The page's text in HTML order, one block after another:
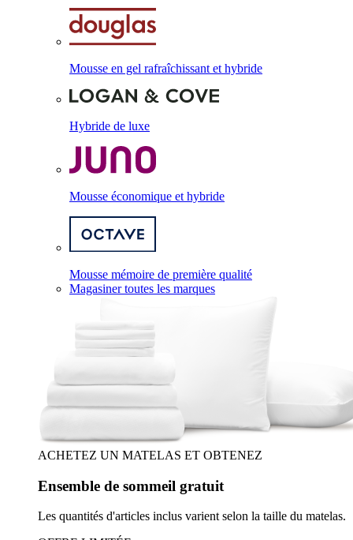
Mousse en gel rafraîchissant et hybride
Hybride de luxe
Mousse économique et hybride
Mousse mémoire de première qualité
Magasiner toutes les marques
ACHETEZ UN MATELAS ET OBTENEZ
Ensemble de sommeil gratuit
Les quantités d'articles inclus varient selon la taille du matelas.
OFFRE LIMITÉE